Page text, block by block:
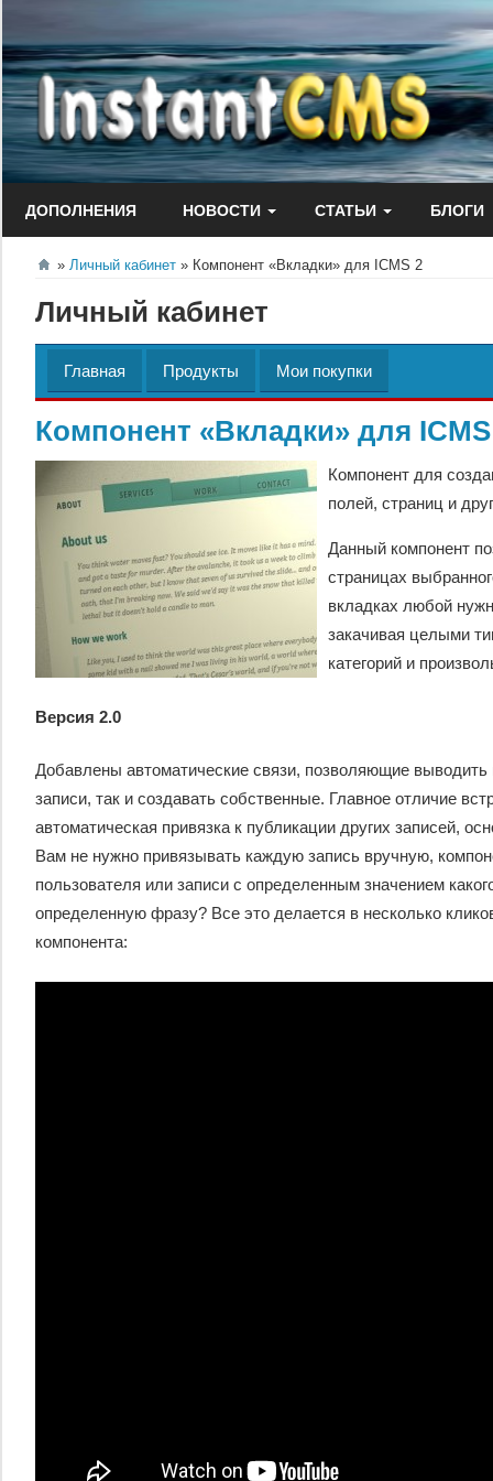
к
содержанию
ДОПОЛНЕНИЯ НОВОСТИ СТАТЬИ БЛОГИ
Личный кабинет Компонент «Вкладки» для ICMS 2
Личный кабинет
Главная Продукты Мои покупки
Компонент «Вкладки» для
Компонент для
полей, страниц и
Данный компонент
страницах
вкладках любой
закачивая целыми
категорий и
Версия 2.0
Добавлены автоматические связи, позволяющие
записи, так и создавать собственные. Главное отличие
автоматическая привязка к публикации других записей,
Вам не нужно привязывать каждую запись вручную,
пользователя или записи с определенным значением
определенную фразу? Все это делается в несколько
компонента: